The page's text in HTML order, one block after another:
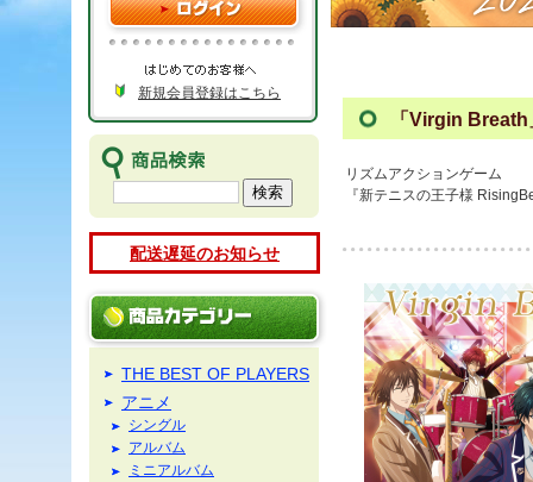
新規会員登録はこちら
配送遅延のお知らせ
THE BEST OF PLAYERS
アニメ
シングル
アルバム
ミニアルバム
「Virgin
リズムアクションゲーム
『新テニスの王子様